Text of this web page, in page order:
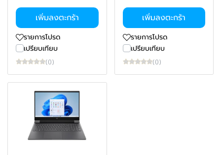
เพิ่มลงตะกร้า
รายการโปรด
เปรียบเทียบ
(0)
เพิ่มลงตะกร้า
รายการโปรด
เปรียบเทียบ
(0)